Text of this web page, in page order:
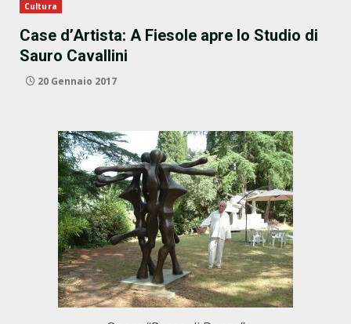
Cultura
Case d’Artista: A Fiesole apre lo Studio di
Sauro Cavallini
20 Gennaio 2017